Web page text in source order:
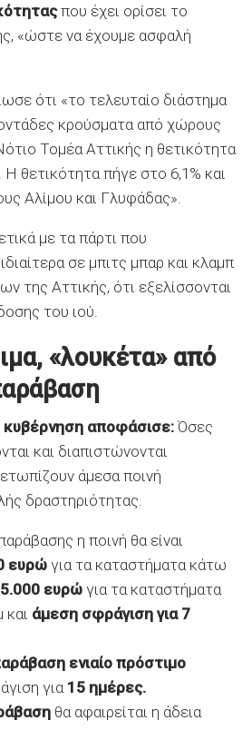
που έχει ορίσει το
«ώστε να έχουμε ασφαλή
ότι «το τελευταίο διάστημα
κρούσματα από χώρους
Τομέα Αττικής η θετικότητα
θετικότητα πήγε στο 6,1% και
Αλίμου και Γλυφάδας».
με τα πάρτι που
σε μπιτς μπαρ και κλαμπ
της Αττικής, ότι εξελίσσονται
του ιού.
«λουκέτα» από
κυβέρνηση αποφάσισε: Όσες
και διαπιστώνονται
άμεσα ποινή
δραστηριότητας.
η ποινή θα είναι
ευρώ για τα καταστήματα κάτω
5.000 ευρώ για τα καταστήματα
άμεση σφράγιση για 7
ενιαίο πρόστιμο
για 15 ημέρες.
θα αφαιρείται η άδεια